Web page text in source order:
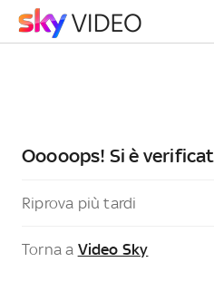
Ooooops! Si è
Riprova più tardi
Torna a Video Sky